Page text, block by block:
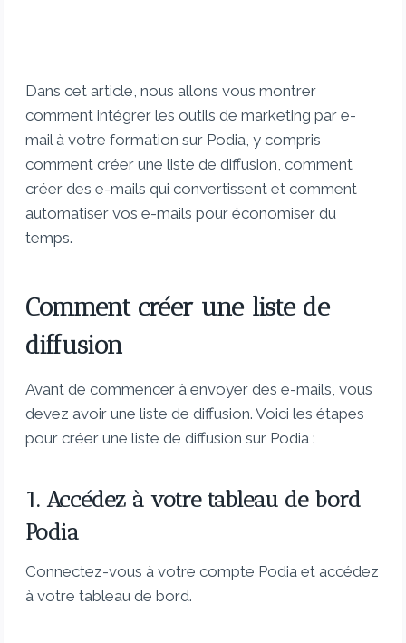
Dans cet article, nous allons vous montrer
comment intégrer les outils de marketing par e-
mail à votre formation sur Podia, y compris
comment créer une liste de diffusion, comment
créer des e-mails qui convertissent et comment
automatiser vos e-mails pour économiser du
temps.
Comment créer une liste de
diffusion
Avant de commencer à envoyer des e-mails, vous
devez avoir une liste de diffusion. Voici les étapes
pour créer une liste de diffusion sur Podia :
1. Accédez à votre tableau de bord
Podia
Connectez-vous à votre compte Podia et accédez
à votre tableau de bord.